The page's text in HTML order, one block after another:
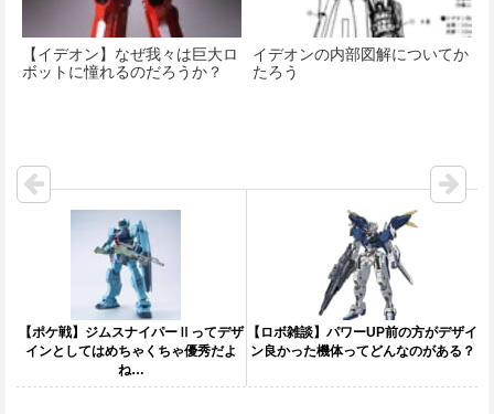
【イデオン】なぜ我々は巨大ロ
ボットに憧れるのだろうか？
イデオンの内部図解についてか
たろう
【ポケ戦】ジムスナイパーⅡってデザ
インとしてはめちゃくちゃ優秀だよ
ね…
【ロボ雑談】パワーUP前の方がデザイ
ン良かった機体ってどんなのがある？